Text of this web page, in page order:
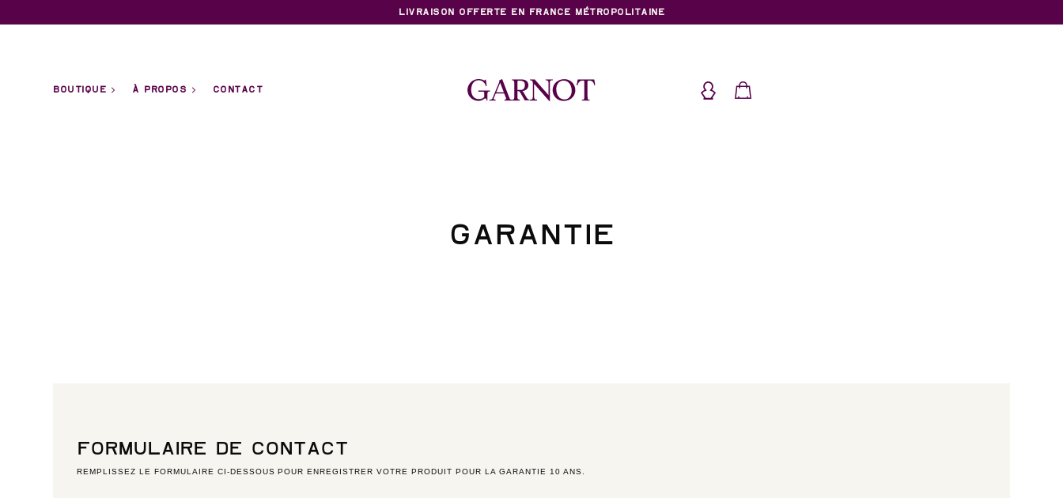
LIVRAISON OFFERTE EN FRANCE MÉTROPOLITAINE
BOUTIQUE À PROPOS CONTACT
GARANTIE
FORMULAIRE DE CONTACT
REMPLISSEZ LE FORMULAIRE CI-DESSOUS POUR ENREGISTRER VOTRE PRODUIT POUR LA GARANTIE 10 ANS.